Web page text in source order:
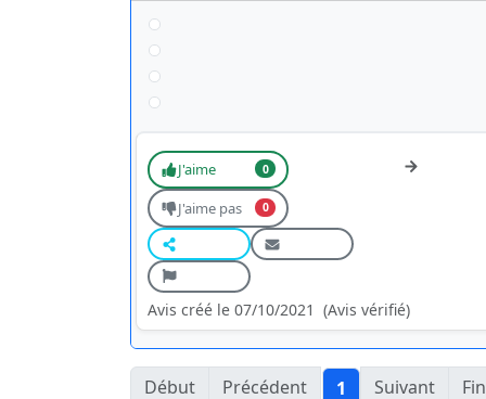
J'aime 0
J'aime pas 0
Avis créé le 07/10/2021 (Avis vérifié)
Début Précédent 1 Suivant Fin